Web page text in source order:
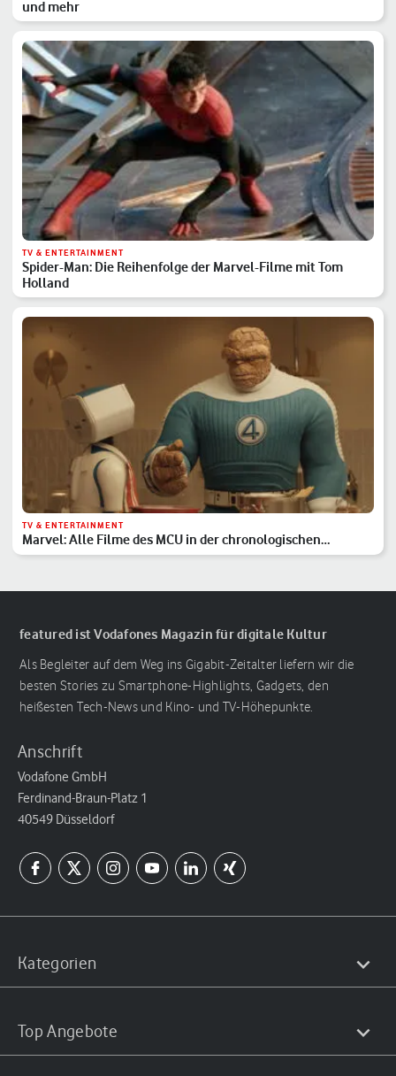
und mehr
TV & ENTERTAINMENT
Spider-Man: Die Reihenfolge der Marvel-Filme mit Tom
Holland
TV & ENTERTAINMENT
Marvel: Alle Filme des MCU in der chronologischen
Reihenfolge
featured ist Vodafones Magazin für digitale Kultur
Als Begleiter auf dem Weg ins Gigabit-Zeitalter liefern wir die
besten Stories zu Smartphone-Highlights, Gadgets, den
heißesten Tech-News und Kino- und TV-Höhepunkte.
Anschrift
Vodafone GmbH
Ferdinand-Braun-Platz 1
40549 Düsseldorf
Kategorien
Top Angebote